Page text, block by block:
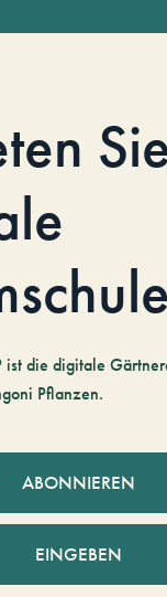
ist die digitale
Pflanzen.
ABONNIEREN
EINGEBEN